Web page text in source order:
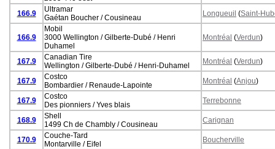
166.9
Ultramar
Gaétan Boucher / Cousineau
Longueuil (Saint-
166.9
Mobil
3000 Wellington / Gilberte-Dubé / Henri
Duhamel
Montréal (Verdun)
167.9
Canadian Tire
Wellington / Gilberte-Dubé / Henri-Duhamel
Montréal (Verdun)
167.9
Costco
Bombardier / Renaude-Lapointe
Montréal (Anjou)
167.9
Costco
Des pionniers / Yves blais
Terrebonne
168.9
Shell
1499 Ch de Chambly / Cousineau
Carignan
170.9
Couche-Tard
Montarville / Eifel
Boucherville